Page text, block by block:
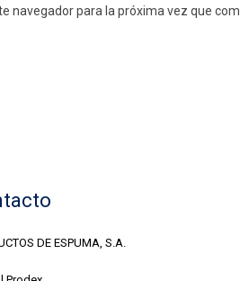
navegador para la próxima vez que
DE ESPUMA, S.A.